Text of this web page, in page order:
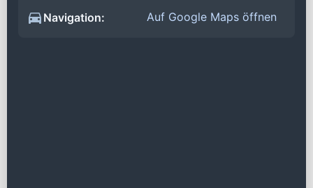
Navigation:
Auf Google Maps öffnen